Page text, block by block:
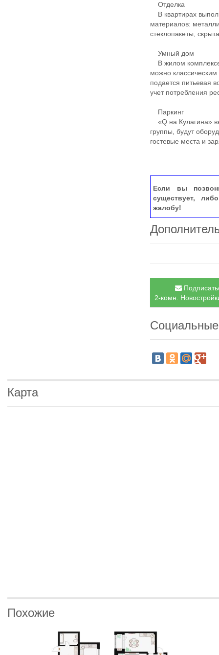
Отделка
В квартирах
материалов:
стеклопакеты,
Умный дом
В жилом комплексе
можно
подается питьевая
учет потребления
Паркинг
«Q на Кулагина»
группы, будут
гостевые места и
Если вы
существует,
жалобу!
2-комн.
Карта
Похожие